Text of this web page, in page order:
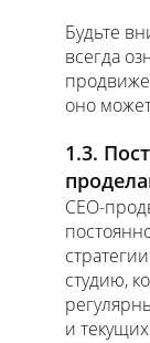
Будьте
всегда
оно
1.3.
СЕО-
студию,
и текущих